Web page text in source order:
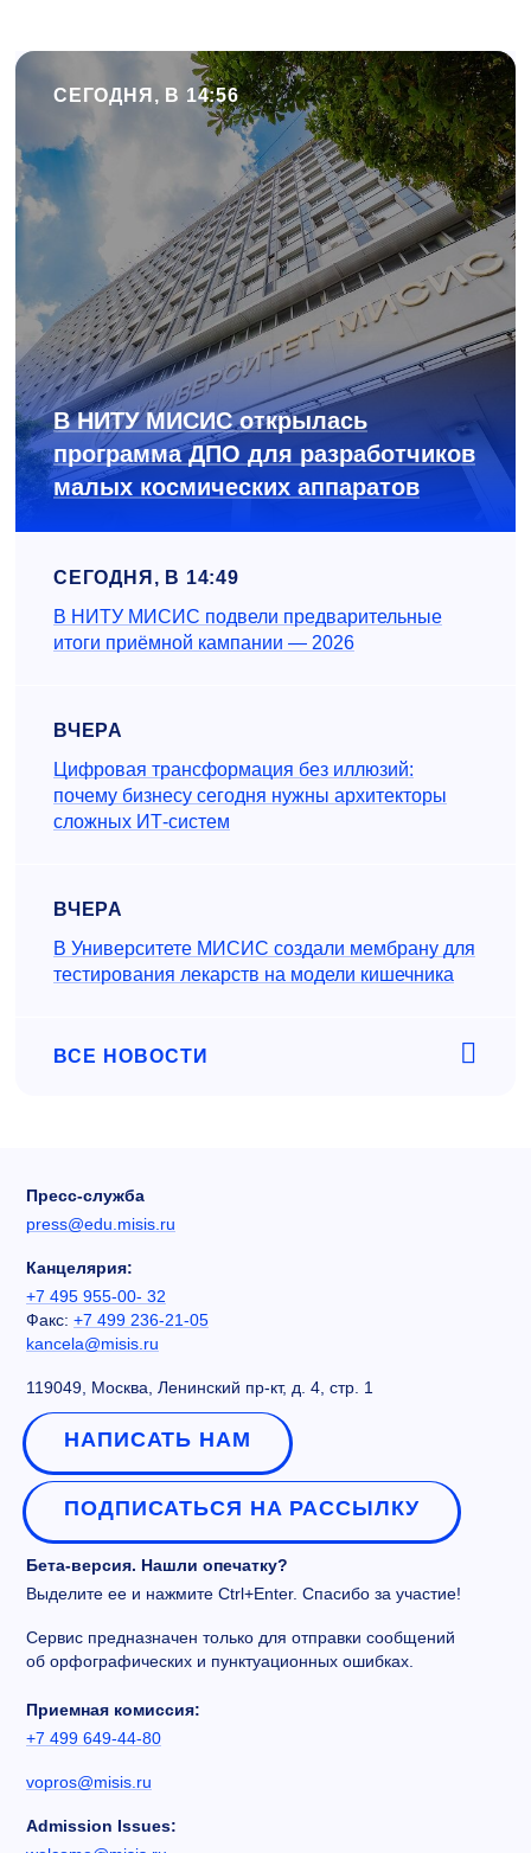
СЕГОДНЯ, В 14:56
В НИТУ МИСИС открылась
программа ДПО для разработчиков
малых космических аппаратов
СЕГОДНЯ, В 14:49
В НИТУ МИСИС подвели предварительные
итоги приёмной кампании — 2026
ВЧЕРА
Цифровая трансформация без иллюзий:
почему бизнесу сегодня нужны архитекторы
сложных ИТ-систем
ВЧЕРА
В Университете МИСИС создали мембрану для
тестирования лекарств на модели кишечника
ВСЕ НОВОСТИ
Пресс-служба
press@edu.misis.ru
Канцелярия:
+7 495 955-00- 32
Факс: +7 499 236-21-05
kancela@misis.ru
119049, Москва, Ленинский пр-кт, д. 4, стр. 1
НАПИСАТЬ НАМ
ПОДПИСАТЬСЯ НА РАССЫЛКУ
Бета-версия. Нашли опечатку?
Выделите ее и нажмите Ctrl+Enter. Спасибо за участие!
Сервис предназначен только для отправки сообщений
об орфографических и пунктуационных ошибках.
Приемная комиссия:
+7 499 649-44-80
vopros@misis.ru
Admission Issues: